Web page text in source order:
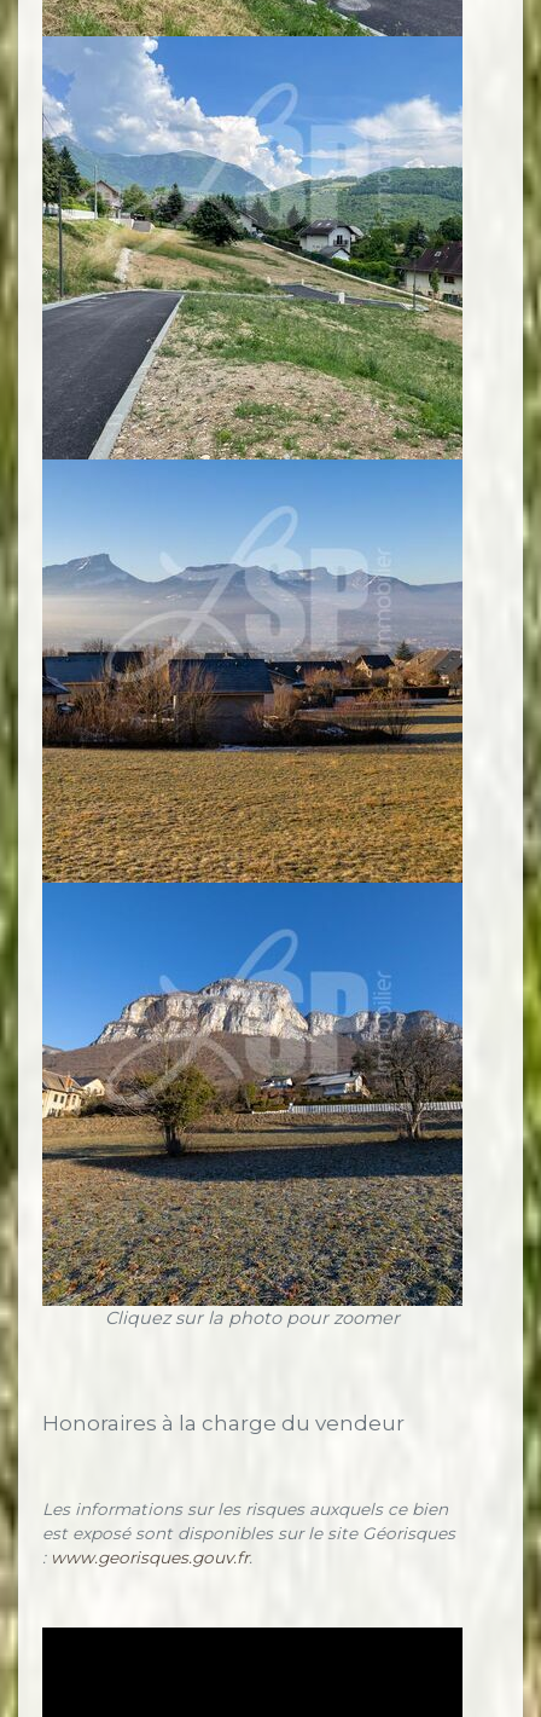
Cliquez sur la photo pour zoomer
Honoraires à la charge du vendeur
Les informations sur les risques auxquels ce bien
est exposé sont disponibles sur le site Géorisques
: www.georisques.gouv.fr.